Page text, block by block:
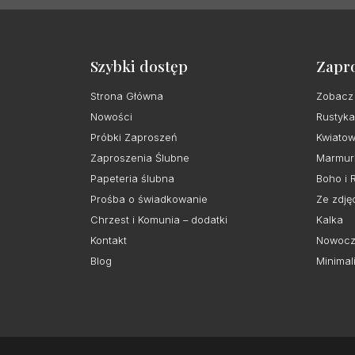
Szybki dostęp
Strona Główna
Nowości
Próbki Zaproszeń
Zaproszenia Ślubne
Papeteria ślubna
Prośba o świadkowanie
Chrzest i Komunia – dodatki
Kontakt
Blog
Boho i
Ze
Kalka